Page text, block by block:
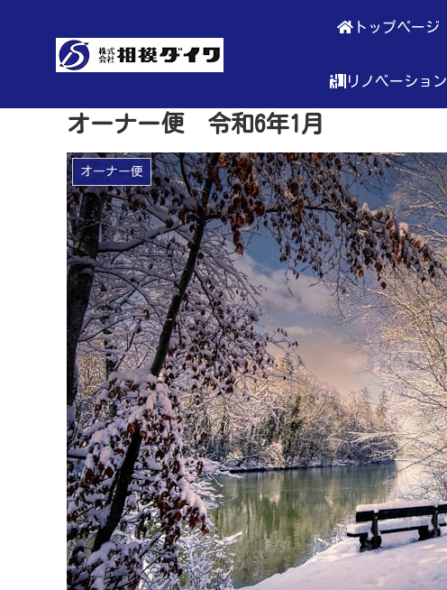
トップページ
リノベーション
オーナー便 令和6年1月
オーナー便